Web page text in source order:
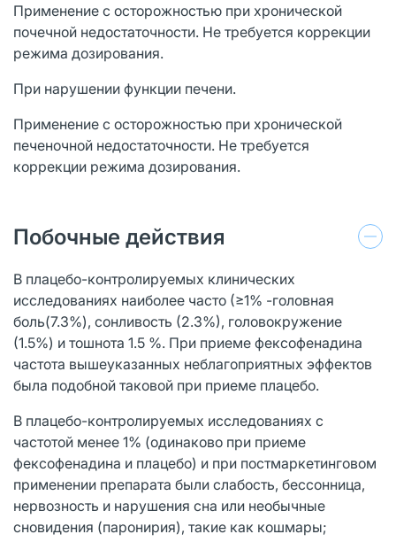
Применение с осторожностью при хронической
почечной недостаточности. Не требуется коррекции
режима дозирования.
При нарушении функции печени.
Применение с осторожностью при хронической
печеночной недостаточности. Не требуется
коррекции режима дозирования.
Побочные действия
В плацебо-контролируемых клинических
исследованиях наиболее часто (≥1% -головная
боль(7.3%), сонливость (2.3%), головокружение
(1.5%) и тошнота 1.5 %. При приеме фексофенадина
частота вышеуказанных неблагоприятных эффектов
была подобной таковой при приеме плацебо.
В плацебо-контролируемых исследованиях с
частотой менее 1% (одинаково при приеме
фексофенадина и плацебо) и при постмаркетинговом
применении препарата были слабость, бессонница,
нервозность и нарушения сна или необычные
сновидения (паронирия), такие как кошмары;